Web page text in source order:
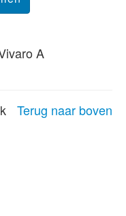
A
Terug naar boven